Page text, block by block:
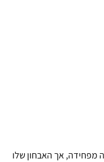
מפחידה, אך האבחון שלו